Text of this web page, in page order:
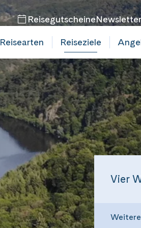
ReisegutscheineNewsletter
Reisearten Reiseziele
Vier